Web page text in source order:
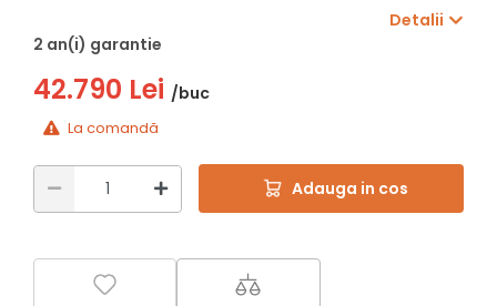
Detalii
2 an(i) garantie
42.790 Lei /buc
La comandă
Adauga in cos